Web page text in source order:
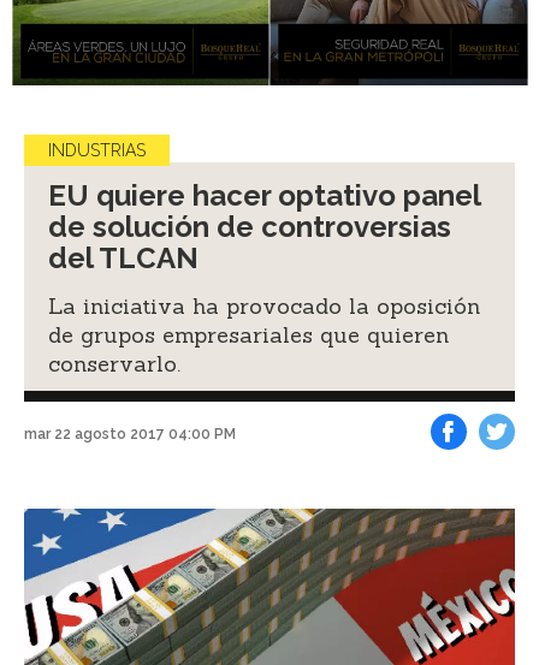
INDUSTRIAS
EU quiere hacer optativo panel
de solución de controversias
del TLCAN
La iniciativa ha provocado la oposición
de grupos empresariales que quieren
conservarlo.
mar 22 agosto 2017 04:00 PM